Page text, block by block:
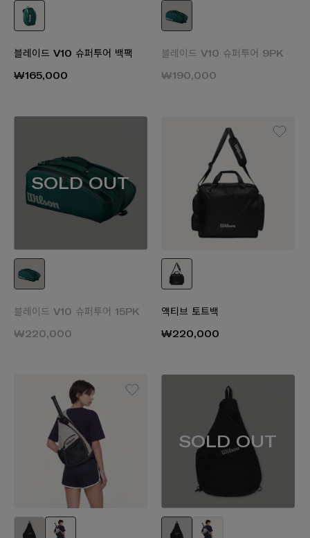
블레이드 V10 슈퍼투어 백팩
₩165,000
블레이드 V10 슈퍼투어 9PK
₩190,000
SOLD OUT
블레이드 V10 슈퍼투어 15PK
₩220,000
액티브 토트백
₩220,000
SOLD OUT